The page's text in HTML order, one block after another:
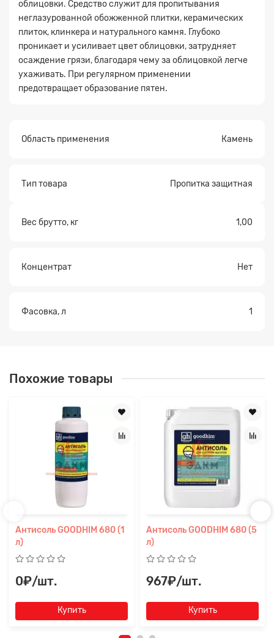
облицовки. Средство служит для пропитывания
неглазурованной обожженной плитки, керамических
плиток, клинкера и натурального камня. Глубоко
проникает и усиливает цвет облицовки, затрудняет
осаждение грязи, благодаря чему за облицовкой легче
ухаживать. При регулярном применении
предотвращает образование пятен.
Область применения Камень
Тип товара Пропитка защитная
Вес брутто, кг 1,00
Концентрат Нет
Фасовка, л 1
Похожие товары
Антисоль GOODHIM 680 (1
л)
0₽/шт.
Купить
Антисоль GOODHIM 680 (5
л)
967₽/шт.
Купить
Прикрепите
файл